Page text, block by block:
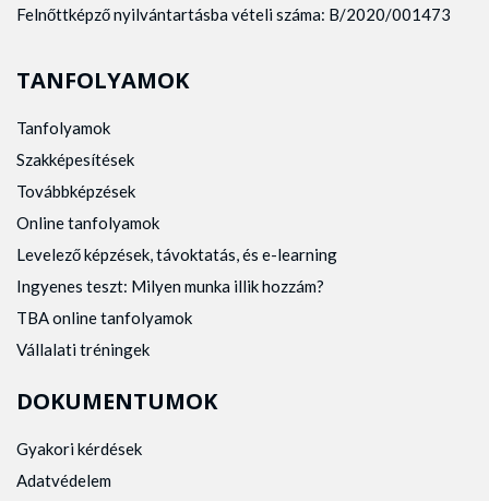
Felnőttképző nyilvántartásba vételi száma: B/2020/001473
TANFOLYAMOK
Tanfolyamok
Szakképesítések
Továbbképzések
Online tanfolyamok
Levelező képzések, távoktatás, és e-learning
Ingyenes teszt: Milyen munka illik hozzám?
TBA online tanfolyamok
Vállalati tréningek
DOKUMENTUMOK
Gyakori kérdések
Adatvédelem